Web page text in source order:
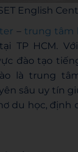
English
– trung tâm
tại TP HCM.
đào tạo
là trung
sâu uy tín
du học, định